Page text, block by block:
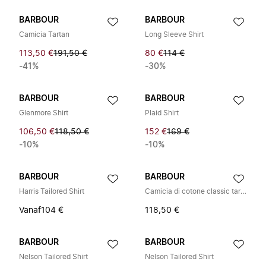
BARBOUR
Camicia Tartan
113,50 €191,50 €
-41%
BARBOUR
Long Sleeve Shirt
80 €114 €
-30%
BARBOUR
Glenmore Shirt
106,50 €118,50 €
-10%
BARBOUR
Plaid Shirt
152 €169 €
-10%
BARBOUR
Harris Tailored Shirt
Vanaf104 €
BARBOUR
Camicia di cotone classic tartan
118,50 €
BARBOUR
Nelson Tailored Shirt
BARBOUR
Nelson Tailored Shirt